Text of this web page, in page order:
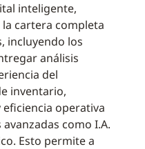
inteligente,
cartera completa
incluyendo los
análisis
del
inventario,
operativa
como I.A.
Esto permite a